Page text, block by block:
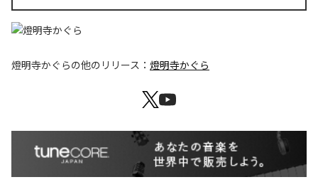
燈明寺かぐらの他のリリース： 燈明寺かぐら